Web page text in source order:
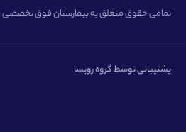
تمامی حقوق متعلق به بیمارستان فوق
پشتیبانی توسط گروه رویسا